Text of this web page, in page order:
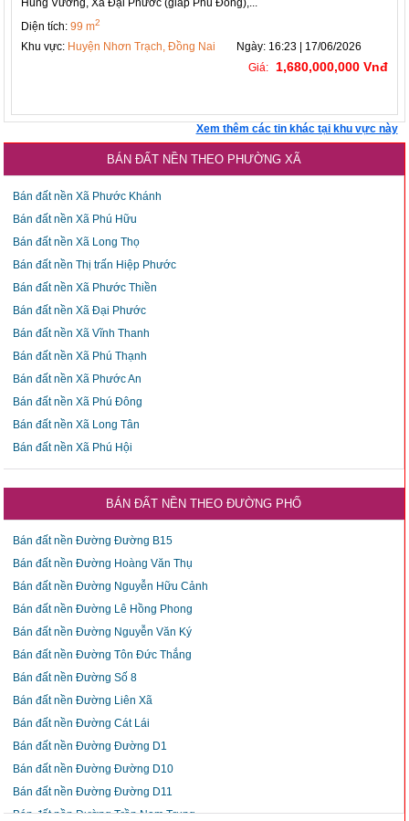
Diện tích:99 m2
Khu vực: Huyện Nhơn Trạch, Đồng Nai
Ngày: 16:23 | 17/06/2026
Giá:
1,680,000,000 Vnđ
Xem thêm các tin khác tại khu vực này
BÁN ĐẤT NỀN THEO PHƯỜNG XÃ
Bán đất nền Xã Phước Khánh
Bán đất nền Xã Phú Hữu
Bán đất nền Xã Long Thọ
Bán đất nền Thị trấn Hiệp Phước
Bán đất nền Xã Phước Thiền
Bán đất nền Xã Đại Phước
Bán đất nền Xã Vĩnh Thanh
Bán đất nền Xã Phú Thạnh
Bán đất nền Xã Phước An
Bán đất nền Xã Phú Đông
Bán đất nền Xã Long Tân
Bán đất nền Xã Phú Hội
BÁN ĐẤT NỀN THEO ĐƯỜNG PHỐ
Bán đất nền Đường Đường B15
Bán đất nền Đường Hoàng Văn Thụ
Bán đất nền Đường Nguyễn Hữu Cảnh
Bán đất nền Đường Lê Hồng Phong
Bán đất nền Đường Nguyễn Văn Ký
Bán đất nền Đường Tôn Đức Thắng
Bán đất nền Đường Số 8
Bán đất nền Đường Liên Xã
Bán đất nền Đường Cát Lái
Bán đất nền Đường Đường D1
Bán đất nền Đường Đường D10
Bán đất nền Đường Đường D11
Bán đất nền Đường Trần Nam Trung